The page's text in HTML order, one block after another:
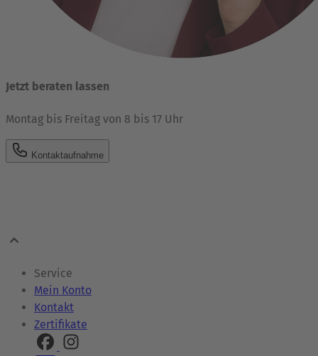
Jetzt beraten lassen
Montag bis Freitag von 8 bis 17 Uhr
Kontaktaufnahme
Service
Mein Konto
Kontakt
Zertifikate